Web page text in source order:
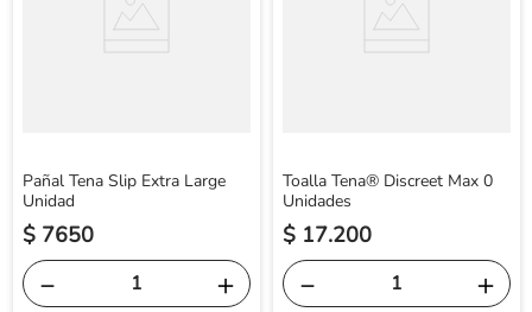
Pañal Tena Slip Extra Large
Unidad
$ 7650
＋
－
Toalla Tena® Discreet Max 0
Unidades
$ 17.200
＋
－